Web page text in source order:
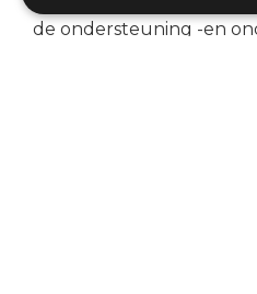
de ondersteuning -en